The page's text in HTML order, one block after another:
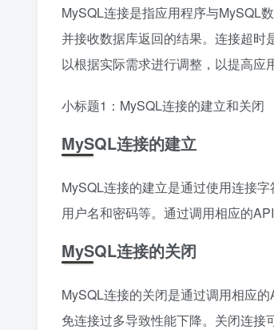
MySQL连接是指应用程序与MySQL
并接收数据库返回的结果。连接超时
以根据实际需求进行调整，以提高应
小标题1：MySQL连接的建立和关闭
MySQL连接的建立
MySQL连接的建立是通过使用连接
用户名和密码等。通过调用相应的
MySQL连接的关闭
MySQL连接的关闭是通过调用相应
免连接过多导致性能下降。关闭连接